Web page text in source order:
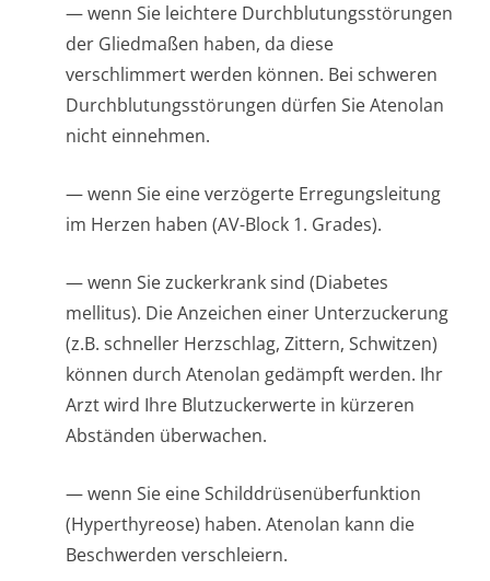
— wenn Sie leichtere Durchblutungsstörun­gen
der Gliedmaßen haben, da diese
verschlimmert werden können. Bei schweren
Durchblutungsstörun­gen dürfen Sie Atenolan
nicht einnehmen.
— wenn Sie eine verzögerte Erregungsleitung
im Herzen haben (AV-Block 1. Grades).
— wenn Sie zuckerkrank sind (Diabetes
mellitus). Die Anzeichen einer Unterzuckerung
(z.B. schneller Herzschlag, Zittern, Schwitzen)
können durch Atenolan gedämpft werden. Ihr
Arzt wird Ihre Blutzuckerwerte in kürzeren
Abständen überwachen.
— wenn Sie eine Schilddrüsenüber­funktion
(Hyperthyreose) haben. Atenolan kann die
Beschwerden verschleiern.